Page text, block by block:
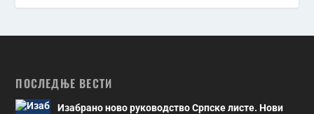
ПОСЛЕДЊЕ ВЕСТИ
Изабрано ново руководство Српске листе. Нови